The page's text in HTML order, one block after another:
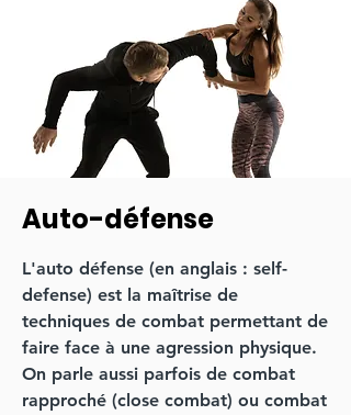
Auto-défense
L'auto défense (en anglais : self-
defense) est la maîtrise de
techniques de combat permettant de
faire face à une agression physique.
On parle aussi parfois de combat
rapproché (close combat) ou combat